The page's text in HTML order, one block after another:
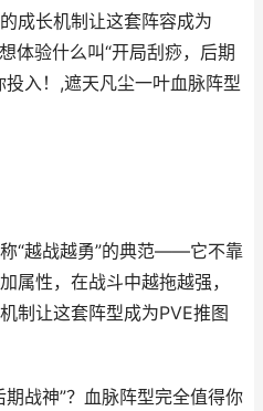
成长机制让这套阵容成为
体验什么叫“开局刮痧，后期
入！,遮天凡尘一叶血脉阵型
“越战越勇”的典范——它不靠
属性，在战斗中越拖越强，
制让这套阵型成为PVE推图
战神”？血脉阵型完全值得你